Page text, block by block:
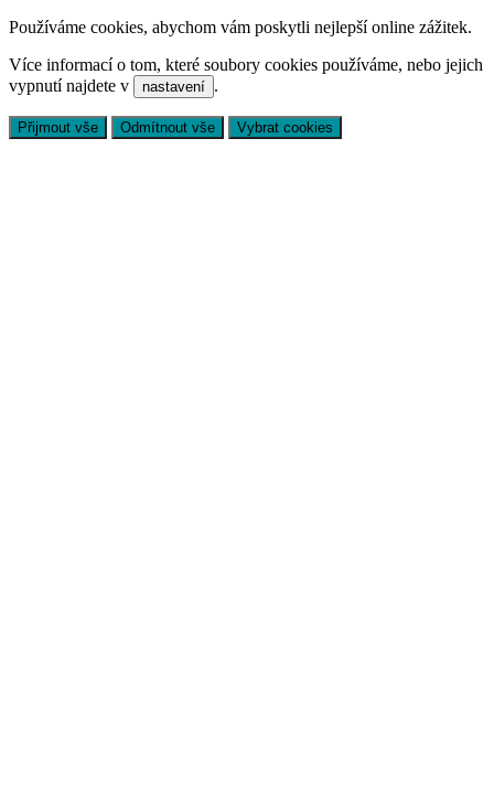
Používáme cookies, abychom vám poskytli nejlepší online zážitek.
Více informací o tom, které soubory cookies používáme, nebo jejich
vypnutí najdete v
nastavení .
Přijmout vše Odmítnout vše Vybrat cookies